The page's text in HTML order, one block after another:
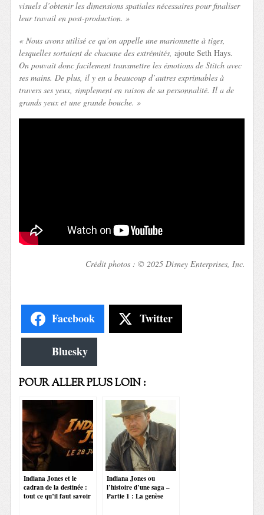
visuels d’obtenir les dimensions spatiales nécessaires pour finaliser
leur travail en post-production. »
« Nous avons utilisé ce qu’on appelle une marionnette à tiges,
lesquelles sortaient de chacune des extrémités, ajoute Seth Hays.
On pouvait donc facilement transmettre les émotions de Stitch avec
ses mains. De plus, il y en a beaucoup d’autres exprimables à
travers ses yeux, simplement en raison de sa personnalité. Il a de
grands yeux et une grande bouche. »
Crédit photos : © 2025 Disney Enterprises, Inc.
Facebook Twitter
Bluesky
POUR ALLER PLUS LOIN :
Indiana Jones et le
cadran de la destinée :
tout ce qu’il faut savoir
Indiana Jones ou
l’histoire d’une saga –
Partie 1 : La genèse